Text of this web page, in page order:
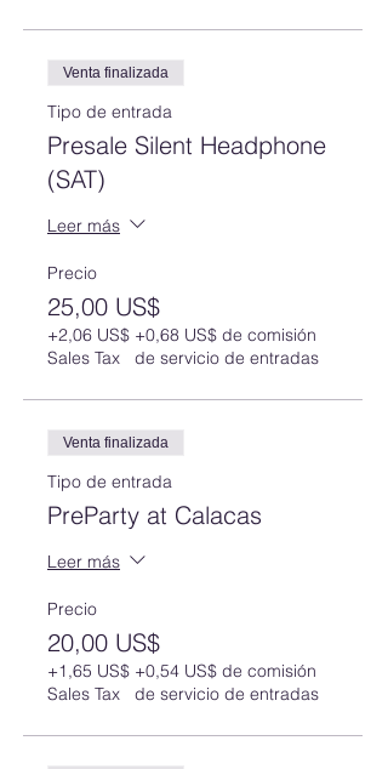
Venta finalizada
Tipo de entrada
Presale Silent Headphone
(SAT)
Leer más
Precio
25,00 US$
+2,06 US$
Sales Tax
+0,68 US$ de comisión
de servicio de entradas
Venta finalizada
Tipo de entrada
PreParty at Calacas
Leer más
Precio
20,00 US$
+1,65 US$
Sales Tax
+0,54 US$ de comisión
de servicio de entradas